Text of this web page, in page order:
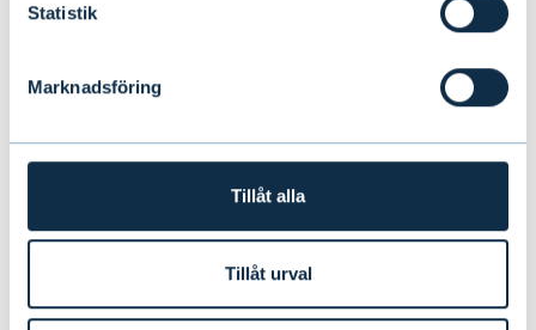
Statistik
Marknadsföring
Tillåt alla
Tillåt urval
Evli utsedd till Finlands bästa